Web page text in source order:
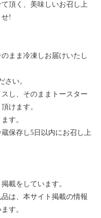
頂く、美味しいお召し上
!
まま冷凍しお届けいたし
さい。
し、そのままトースター
けます。
す。
保存し5日以内にお召し上
載をしています。
は、本サイト掲載の情報
す。